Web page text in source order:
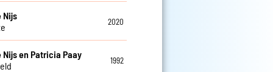
Nijs
2020
Nijs en Patricia Paay
1992